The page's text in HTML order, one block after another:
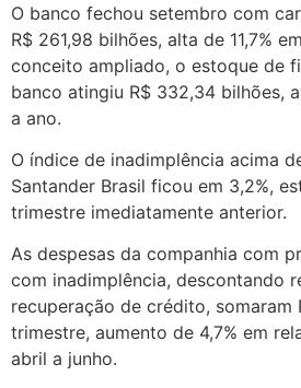
O banco fechou setembro com
R$ 261,98 bilhões, alta de 11,7%
conceito ampliado, o estoque de
banco atingiu R$ 332,34 bilhões,
a ano.
O índice de inadimplência acima
Santander Brasil ficou em 3,2%,
trimestre imediatamente anterior.
As despesas da companhia com
com inadimplência, descontando
recuperação de crédito, somaram
trimestre, aumento de 4,7% em
abril a junho.